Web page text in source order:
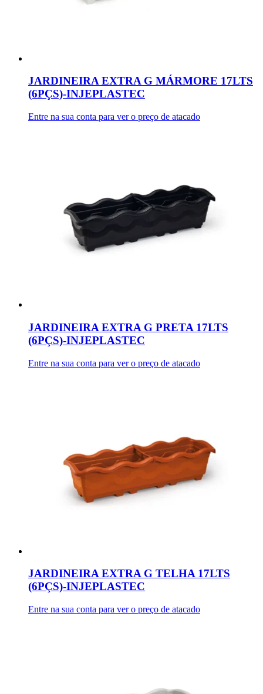
JARDINEIRA EXTRA G MÁRMORE 17LTS
(6PÇS)-INJEPLASTEC
Entre na sua conta para ver o preço de atacado
JARDINEIRA EXTRA G PRETA 17LTS
(6PÇS)-INJEPLASTEC
Entre na sua conta para ver o preço de atacado
JARDINEIRA EXTRA G TELHA 17LTS
(6PÇS)-INJEPLASTEC
Entre na sua conta para ver o preço de atacado